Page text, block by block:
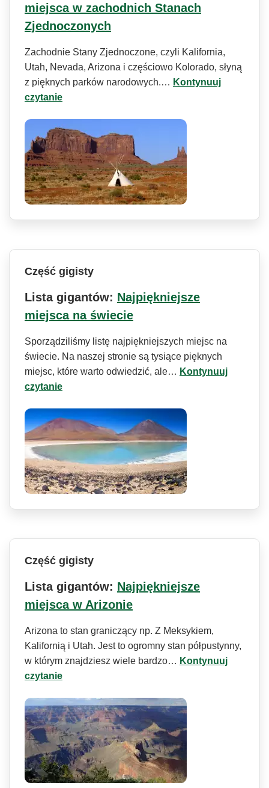
miejsca w zachodnich Stanach
Zjednoczonych
Zachodnie Stany Zjednoczone, czyli Kalifornia,
Utah, Nevada, Arizona i częściowo Kolorado, słyną
z pięknych parków narodowych.… Kontynuuj
czytanie
Część gigisty
Lista gigantów: Najpiękniejsze
miejsca na świecie
Sporządziliśmy listę najpiękniejszych miejsc na
świecie. Na naszej stronie są tysiące pięknych
miejsc, które warto odwiedzić, ale… Kontynuuj
czytanie
Część gigisty
Lista gigantów: Najpiękniejsze
miejsca w Arizonie
Arizona to stan graniczący np. Z Meksykiem,
Kalifornią i Utah. Jest to ogromny stan półpustynny,
w którym znajdziesz wiele bardzo… Kontynuuj
czytanie